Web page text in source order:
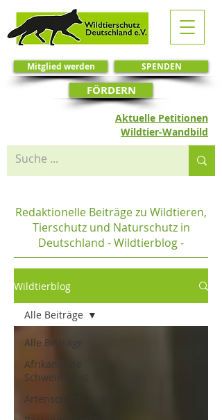
SPENDEN
Mitglied werden
Aktuelle Petitionen
FÖRDERN
Wildtier-Wandbild
Redaktionelle Beiträge zu Wildtieren,
Tierschutz und Naturschutz in
Deutschland - Wildtierblog -
Wildtierblog
Alle Beiträge
Afrikanische
Schweinepest
Artenschutz
Alle Beiträge